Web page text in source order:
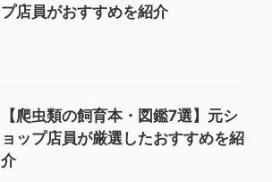
プ店員がおすすめを紹介
【爬虫類の飼育本・図鑑7選】元シ
ョップ店員が厳選したおすすめを紹
介